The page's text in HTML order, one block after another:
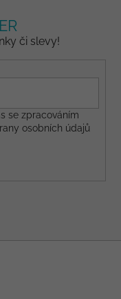
či slevy!
se zpracováním
osobních údajů